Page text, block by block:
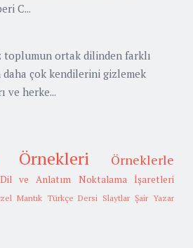
C...
toplumun ortak dilinden farklı
çok kendilerini gizlemek
ve herke...
Örnekleri
Örneklerle
Dil ve Anlatım
Noktalama İşaretleri
Mantık Türkçe Dersi Slaytlar Şair Yazar